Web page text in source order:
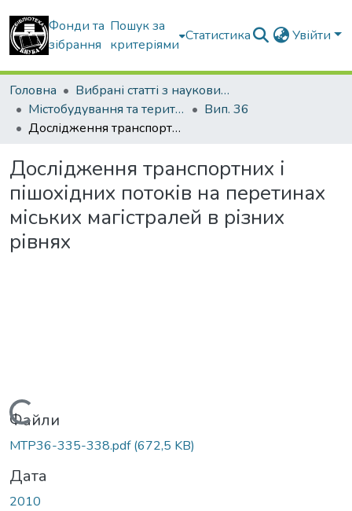
Фонди та
зібрання
Пошук за
критеріями
Статистика Увійти
Головна
Вибрані статті з наукових збірників КНУБА
Містобудування та територіальне планування
Вип. 36
Дослідження транспортних і пішохідних потоків на перетинах міських магістралей в різних рівнях
Дослідження транспортних і
пішохідних потоків на перетинах
міських магістралей в різних
рівнях
Вантажиться...
Файли
MTP36-335-338.pdf(672,5 KB)
Дата
2010